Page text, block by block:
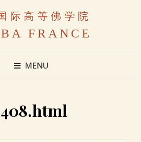
际高等佛学院
FRANCE
MENU